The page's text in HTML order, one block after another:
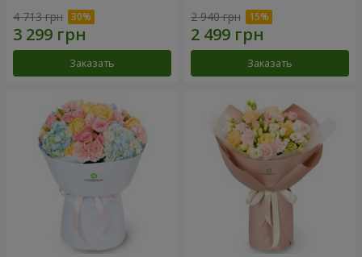
4 713 грн
Заказать
2 940 грн
Заказать